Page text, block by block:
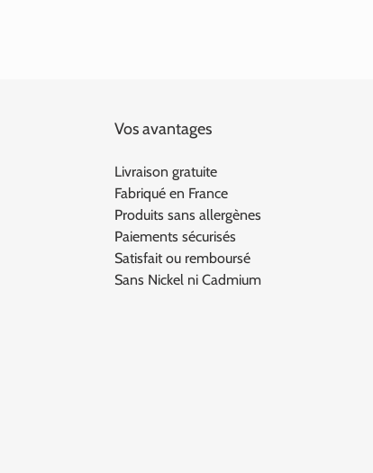
Vos avantages
Livraison gratuite
Fabriqué en France
Produits sans allergènes
Paiements sécurisés
Satisfait ou remboursé
Sans Nickel ni Cadmium